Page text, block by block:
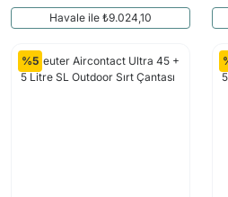
Havale ile ₺9.024,10
%5